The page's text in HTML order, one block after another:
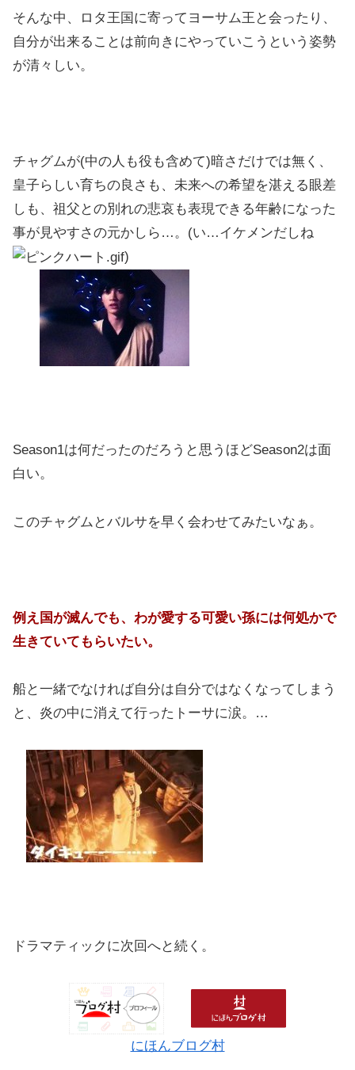
そんな中、ロタ王国に寄ってヨーサム王と会ったり、
自分が出来ることは前向きにやっていこうという姿勢
が清々しい。
チャグムが(中の人も役も含めて)暗さだけでは無く、
皇子らしい育ちの良さも、未来への希望を湛える眼差
しも、祖父との別れの悲哀も表現できる年齢になった
事が見やすさの元かしら…。(い…イケメンだしね
)
Season1は何だったのだろうと思うほどSeason2は面
白い。
このチャグムとバルサを早く会わせてみたいなぁ。
例え国が滅んでも、わが愛する可愛い孫には何処かで
生きていてもらいたい。
船と一緒でなければ自分は自分ではなくなってしまう
と、炎の中に消えて行ったトーサに涙。…
ドラマティックに次回へと続く。
にほんブログ村